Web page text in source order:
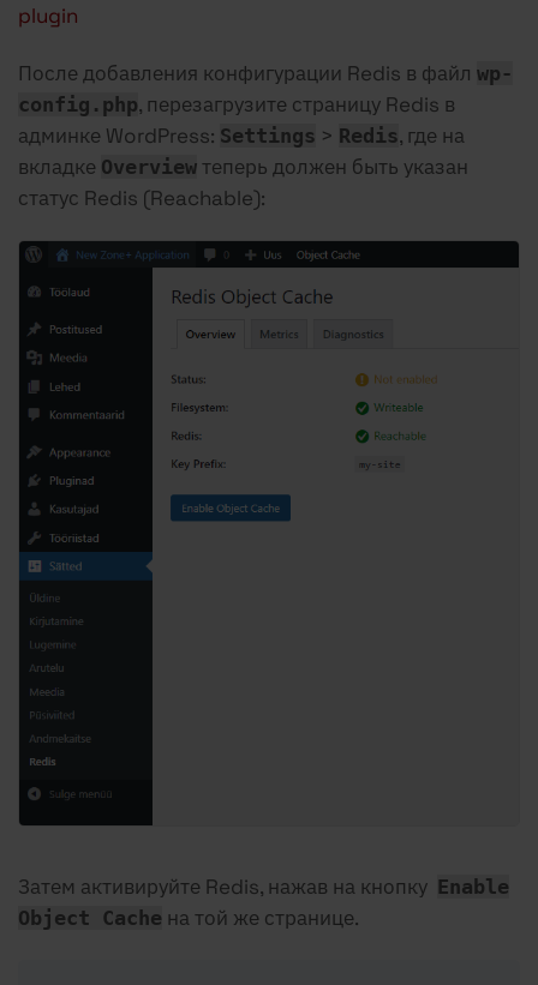
plugin
После добавления конфигурации Redis в файл wp-
config.php, перезагрузите страницу Redis в
админке WordPress: Settings > Redis, где на
вкладке Overview теперь должен быть указан
статус Redis (Reachable):
Затем активируйте Redis, нажав на кнопку Enable
Object Cache на той же странице.